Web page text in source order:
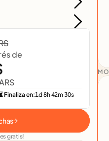
de
Finaliza en:1d8h42m30s
gratis!